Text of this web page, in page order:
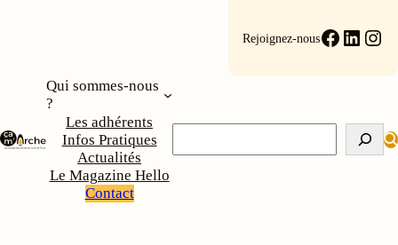
Rejoignez-nous
Qui sommes-nous
?
Les adhérents
Infos Pratiques
Actualités
Le Magazine Hello
Contact